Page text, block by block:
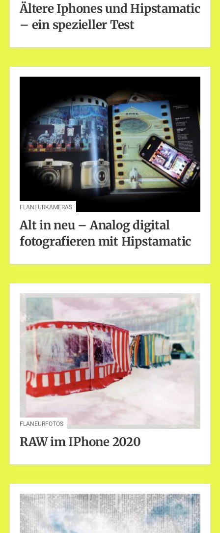
Ältere Iphones und Hipstamatic
– ein spezieller Test
FLANEURKAMERAS
Alt in neu – Analog digital
fotografieren mit Hipstamatic
FLANEURFOTOS
RAW im IPhone 2020